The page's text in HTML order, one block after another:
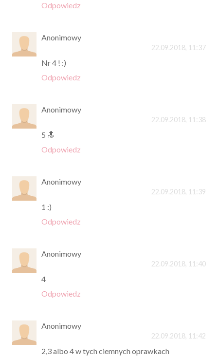
Odpowiedz
Anonimowy
22.09.2018, 11:37
Nr 4 ! :)
Odpowiedz
Anonimowy
22.09.2018, 11:38
5 🔝
Odpowiedz
Anonimowy
22.09.2018, 11:39
1 :)
Odpowiedz
Anonimowy
22.09.2018, 11:40
4
Odpowiedz
Anonimowy
22.09.2018, 11:42
2,3 albo 4 w tych ciemnych oprawkach